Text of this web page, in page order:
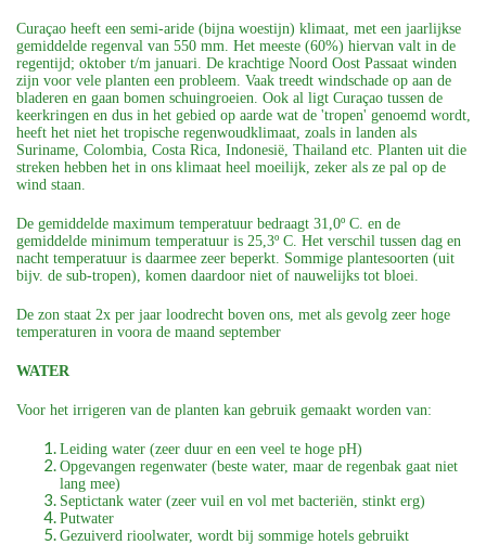
Curaçao heeft een semi-aride (bijna woestijn) klimaat, met een jaarlijkse
gemiddelde regenval van 550 mm. Het meeste (60%) hiervan valt in de
regentijd; oktober t/m januari. De krachtige Noord Oost Passaat winden
zijn voor vele planten een probleem. Vaak treedt windschade op aan de
bladeren en gaan bomen schuingroeien. Ook al ligt Curaçao tussen de
keerkringen en dus in het gebied op aarde wat de 'tropen' genoemd wordt,
heeft het niet het tropische regenwoudklimaat, zoals in landen als
Suriname, Colombia, Costa Rica, Indonesië, Thailand etc. Planten uit die
streken hebben het in ons klimaat heel moeilijk, zeker als ze pal op de
wind staan.
De gemiddelde maximum temperatuur bedraagt 31,0º C. en de
gemiddelde minimum temperatuur is 25,3º C. Het verschil tussen dag en
nacht temperatuur is daarmee zeer beperkt. Sommige plantesoorten (uit
bijv. de sub-tropen), komen daardoor niet of nauwelijks tot bloei.
De zon staat 2x per jaar loodrecht boven ons, met als gevolg zeer hoge
temperaturen in voora de maand september
WATER
Voor het irrigeren van de planten kan gebruik gemaakt worden van:
Leiding water (zeer duur en een veel te hoge pH)
Opgevangen regenwater (beste water, maar de regenbak gaat niet
lang mee)
Septictank water (zeer vuil en vol met bacteriën, stinkt erg)
Putwater
Gezuiverd rioolwater, wordt bij sommige hotels gebruikt